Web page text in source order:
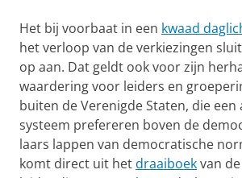
Het bij voorbaat in een kwaad
het verloop van de verkiezingen
op aan. Dat geldt ook voor zijn
waardering voor leiders en
buiten de Verenigde Staten, die
systeem prefereren boven de
laars lappen van democratische
komt direct uit hetdraaiboekvan